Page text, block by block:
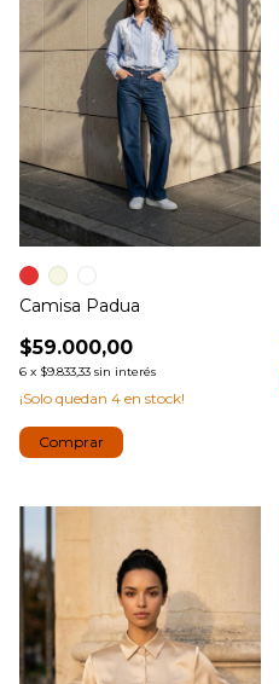
Camisa Padua
$59.000,00
6 x $9.833,33 sin interés
¡Solo quedan 4 en stock!
Comprar